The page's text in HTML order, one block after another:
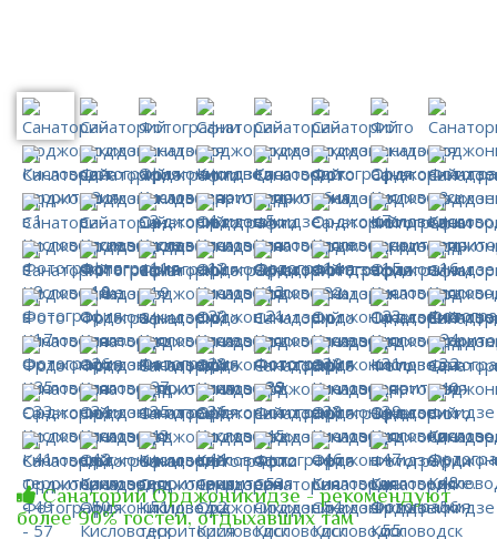
Санаторий Орджоникидзе - рекомендуют
более 90% гостей, отдыхавших там